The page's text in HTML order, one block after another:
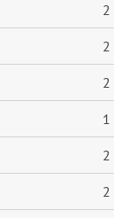
2
2
2
1
2
2